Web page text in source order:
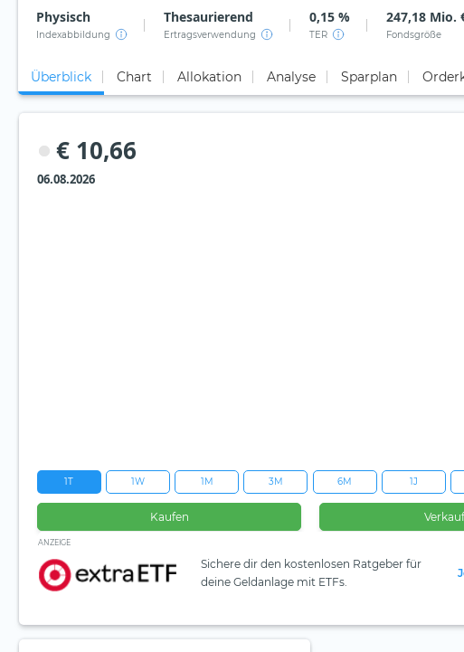
Physisch
Indexabbildung
Thesaurierend
Ertragsverwendung
0,15 %
TER
247,18 Mio.
Fondsgröße
Überblick Chart Allokation Analyse Sparplan
€ 10,66
06.08.2026
1T 1W 1M 3M 6M 1J
Kaufen
ANZEIGE
Sichere dir den kostenlosen Ratgeber für
deine Geldanlage mit ETFs.